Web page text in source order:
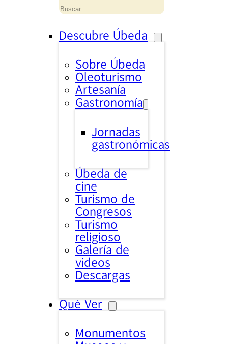
Descubre Úbeda
Sobre Úbeda
Oleoturismo
Artesanía
Gastronomía
Jornadas
gastronómicas
Úbeda de
cine
Turismo de
Congresos
Turismo
religioso
Galería de
videos
Descargas
Qué Ver
Monumentos